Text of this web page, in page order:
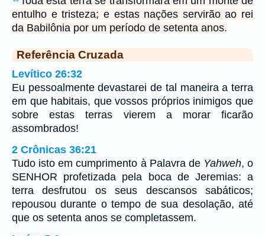
entulho e tristeza; e estas nações servirão ao rei
da Babilônia por um período de setenta anos.
Referência Cruzada
Levítico 26:32
Eu pessoalmente devastarei de tal maneira a terra
em que habitais, que vossos próprios inimigos que
sobre estas terras vierem a morar ficarão
assombrados!
2 Crônicas 36:21
Tudo isto em cumprimento à Palavra de Yahweh, o
SENHOR profetizada pela boca de Jeremias: a
terra desfrutou os seus descansos sabáticos;
repousou durante o tempo de sua desolação, até
que os setenta anos se completassem.